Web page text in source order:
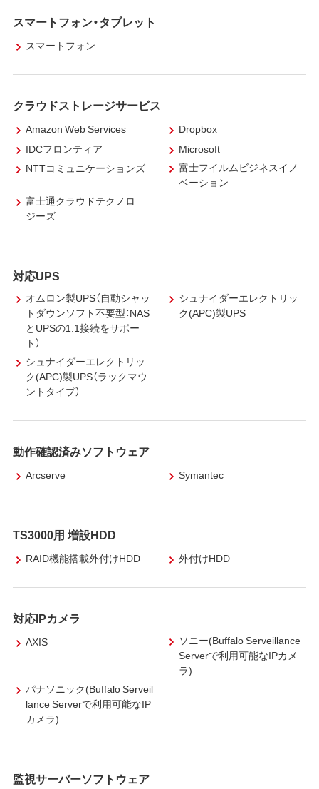
スマートフォン・タブレット
スマートフォン
クラウドストレージサービス
Amazon Web Services
Dropbox
IDCフロンティア
Microsoft
NTTコミュニケーションズ
富士フイルムビジネスイノ
ベーション
富士通クラウドテクノロ
ジーズ
対応UPS
オムロン製UPS（自動シャッ
トダウンソフト不要型：NAS
とUPSの1:1接続をサポー
ト）
シュナイダーエレクトリッ
ク(APC)製UPS
シュナイダーエレクトリッ
ク(APC)製UPS（ラックマウ
ントタイプ）
動作確認済みソフトウェア
Arcserve Symantec
TS3000用 増設HDD
RAID機能搭載外付けHDD 外付けHDD
対応IPカメラ
AXIS
ソニー(Buffalo Serveillance
Serverで利用可能なIPカメ
ラ)
パナソニック(Buffalo Serveil
lance Serverで利用可能なIP
カメラ)
監視サーバーソフトウェア